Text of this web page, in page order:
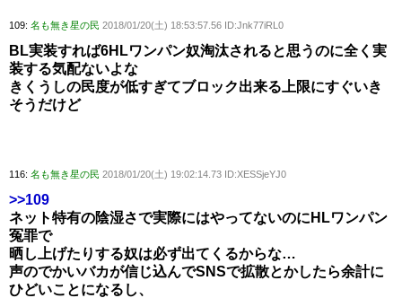
109: 名も無き星の民 2018/01/20(土) 18:53:57.56 ID:Jnk77iRL0
BL実装すれば6HLワンパン奴淘汰されると思うのに全く実
装する気配ないよな
きくうしの民度が低すぎてブロック出来る上限にすぐいき
そうだけど
116: 名も無き星の民 2018/01/20(土) 19:02:14.73 ID:XESSjeYJ0
>>109
ネット特有の陰湿さで実際にはやってないのにHLワンパン
冤罪で
晒し上げたりする奴は必ず出てくるからな…
声のでかいバカが信じ込んでSNSで拡散とかしたら余計に
ひどいことになるし、